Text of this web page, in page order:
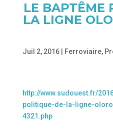
LE BAPTÊME
LA LIGNE
Juil 2, 2016| Ferroviaire,
http://www.sudouest.fr/
politique-de-la-ligne-
4321.php